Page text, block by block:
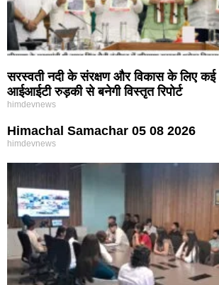
सरस्वती नदी के संरक्षण और विकास के लिए
आईआईटी रुड़की से बनेगी विस्तृत रिपोर्ट
himdevnews
Himachal Samachar 05 08 2026
himdevnews